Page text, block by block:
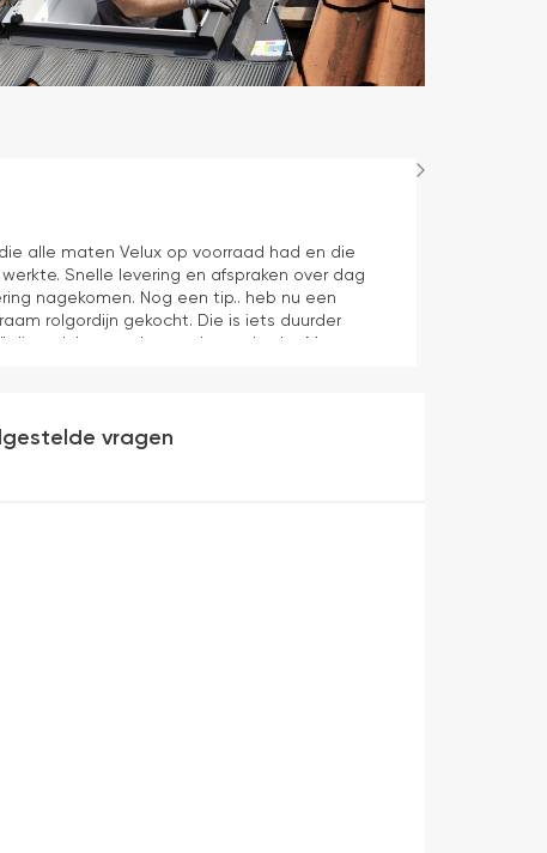
alle maten Velux op voorraad had en die
Snelle levering en afspraken over dag
nagekomen. Nog een tip.. heb nu een
rolgordijn gekocht. Die is iets duurder
die ook het en der worden verkocht. Maar
vragen